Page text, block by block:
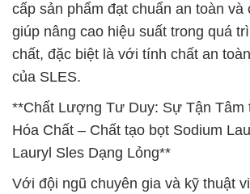
cấp sản phẩm đạt chuẩn an toàn và
giúp nâng cao hiệu suất trong quá
chất, đặc biệt là với tính chất an
của SLES.
**Chất Lượng Tư Duy: Sự Tận Tâm
Hóa Chất – Chất tạo bọt Sodium
Lauryl Sles Dạng Lỏng**
Với đội ngũ chuyên gia và kỹ thuật